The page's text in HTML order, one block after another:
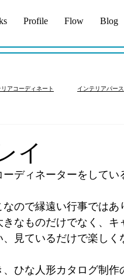
Profile Flow Blog
アコーディネート インテリアパース
イ
ディネーターをしてい
ので縁遠い行事ではあ
なものだけでなく、キ
見ているだけで楽しく
ひな人形カタログ制作